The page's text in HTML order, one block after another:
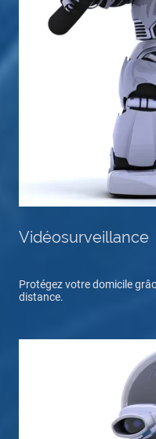
Vidéosurveillance
Protégez votre domicile
distance.